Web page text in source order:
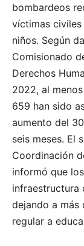
bombardeos
víctimas
niños. Según
Comisionado
Derechos
2022, al
659 han sido
aumento del
seis meses. El
Coordinación
informó que
infraestructura
dejando a más
regular a